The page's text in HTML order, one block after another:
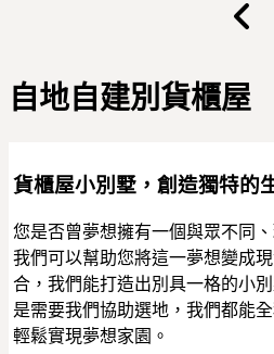
自地自建別貨櫃屋
貨櫃屋小別墅，創造獨特的
您是否曾夢想擁有一個與眾不同
我們可以幫助您將這一夢想變成
合，我們能打造出別具一格的小
是需要我們協助選地，我們都能
輕鬆實現夢想家園。